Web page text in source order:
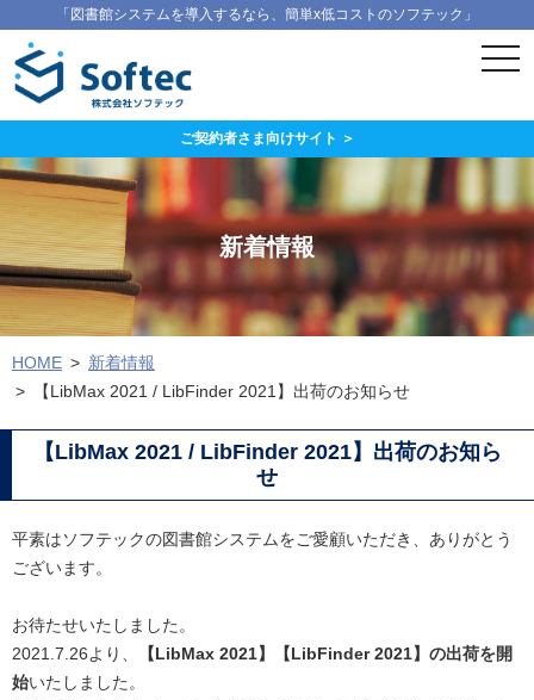
「図書館システムを導入するなら、簡単x低コストのソフテック」
ご契約者さま向けサイト ＞
新着情報
HOME
新着情報
【LibMax 2021 / LibFinder 2021】出荷のお知らせ
【LibMax 2021 / LibFinder 2021】出荷のお知ら
せ
平素はソフテックの図書館システムをご愛顧いただき、ありがとう
ございます。
お待たせいたしました。
2021.7.26より、
【LibMax 2021】【LibFinder 2021】の出荷を開
始いたしました。
ス
マ
ニ
ュ
ー